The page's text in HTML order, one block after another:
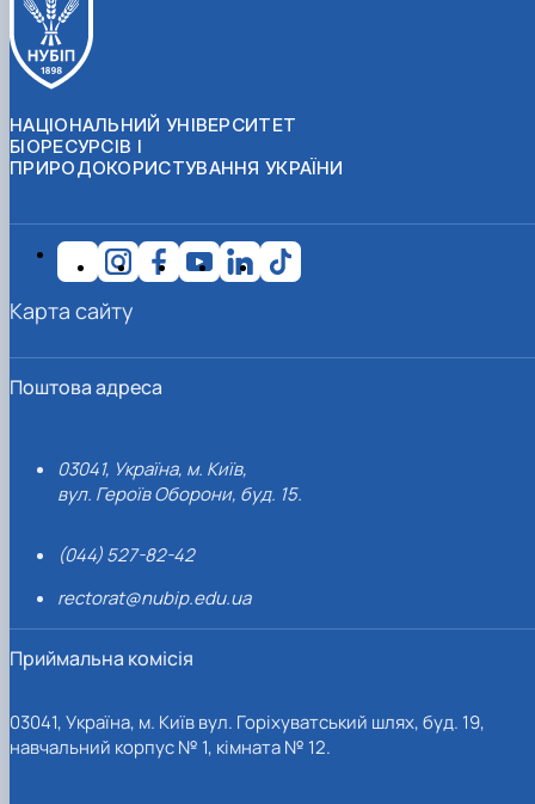
НАЦІОНАЛЬНИЙ УНІВЕРСИТЕТ
БІОРЕСУРСІВ І
ПРИРОДОКОРИСТУВАННЯ УКРАЇНИ
Поштова адреса
03041, Україна, м. Київ,
вул. Героїв Оборони, буд. 15.
(044) 527-82-42
rectorat@nubip.edu.ua
Приймальна комісія
03041, Україна, м. Київ вул. Горіхуватський шлях, буд. 19,
навчальний корпус № 1, кімната № 12.
Карта сайту